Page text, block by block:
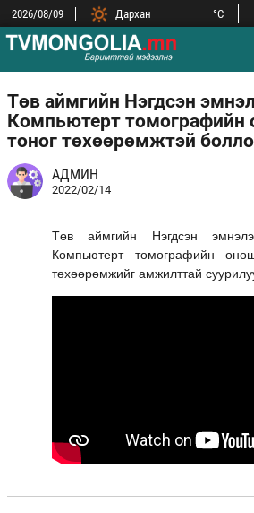
2026/08/09 Дархан
°C
Замын-Үүд
Сүхбаатар
Улаанбаатар
°C
Төв аймгийн Нэгдсэн
Компьютерт томографийн
тоног төхөөрөмжтэй
АДМИН
2022/02/14
Төв аймгийн Нэгдсэн
Компьютерт томографийн
төхөөрөмжийг амжилттай